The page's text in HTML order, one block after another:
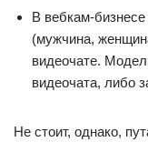
В вебкам-
(мужчина,
видеочате.
видеочата, либо
Не стоит, однако,